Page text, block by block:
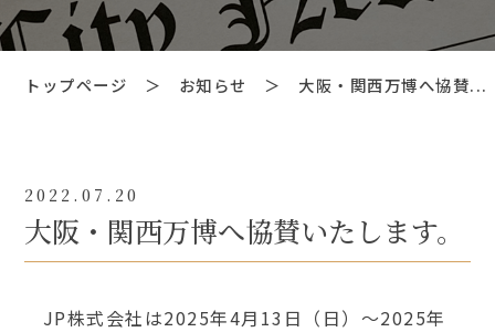
トップページ ＞ お知らせ ＞ 大阪・関西万博へ協賛...
2022.07.20
大阪・関西万博へ協賛いたします。
JP株式会社は2025年4月13日（日）～2025年